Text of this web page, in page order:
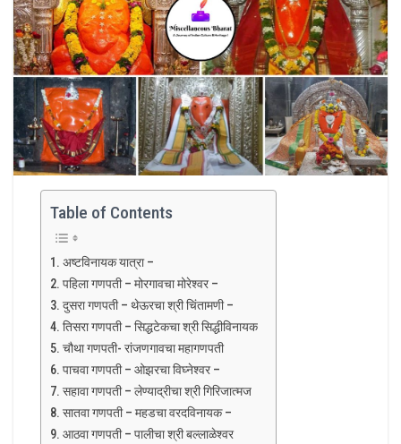
Table of Contents
अष्टविनायक यात्रा –
पहिला गणपती – मोरगावचा मोरेश्वर –
दुसरा गणपती – थेऊरचा श्री चिंतामणी –
तिसरा गणपती – सिद्धटेकचा श्री सिद्धीविनायक
चौथा गणपती- रांजणगावचा महागणपती
पाचवा गणपती – ओझरचा विघ्नेश्वर –
सहावा गणपती – लेण्याद्रीचा श्री गिरिजात्मज
सातवा गणपती – महडचा वरदविनायक –
आठवा गणपती – पालीचा श्री बल्लाळेश्वर